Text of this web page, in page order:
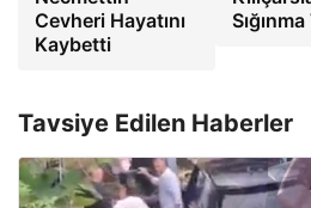
Cevheri Hayatını
Kaybetti
Tavsiye Edilen Haberler